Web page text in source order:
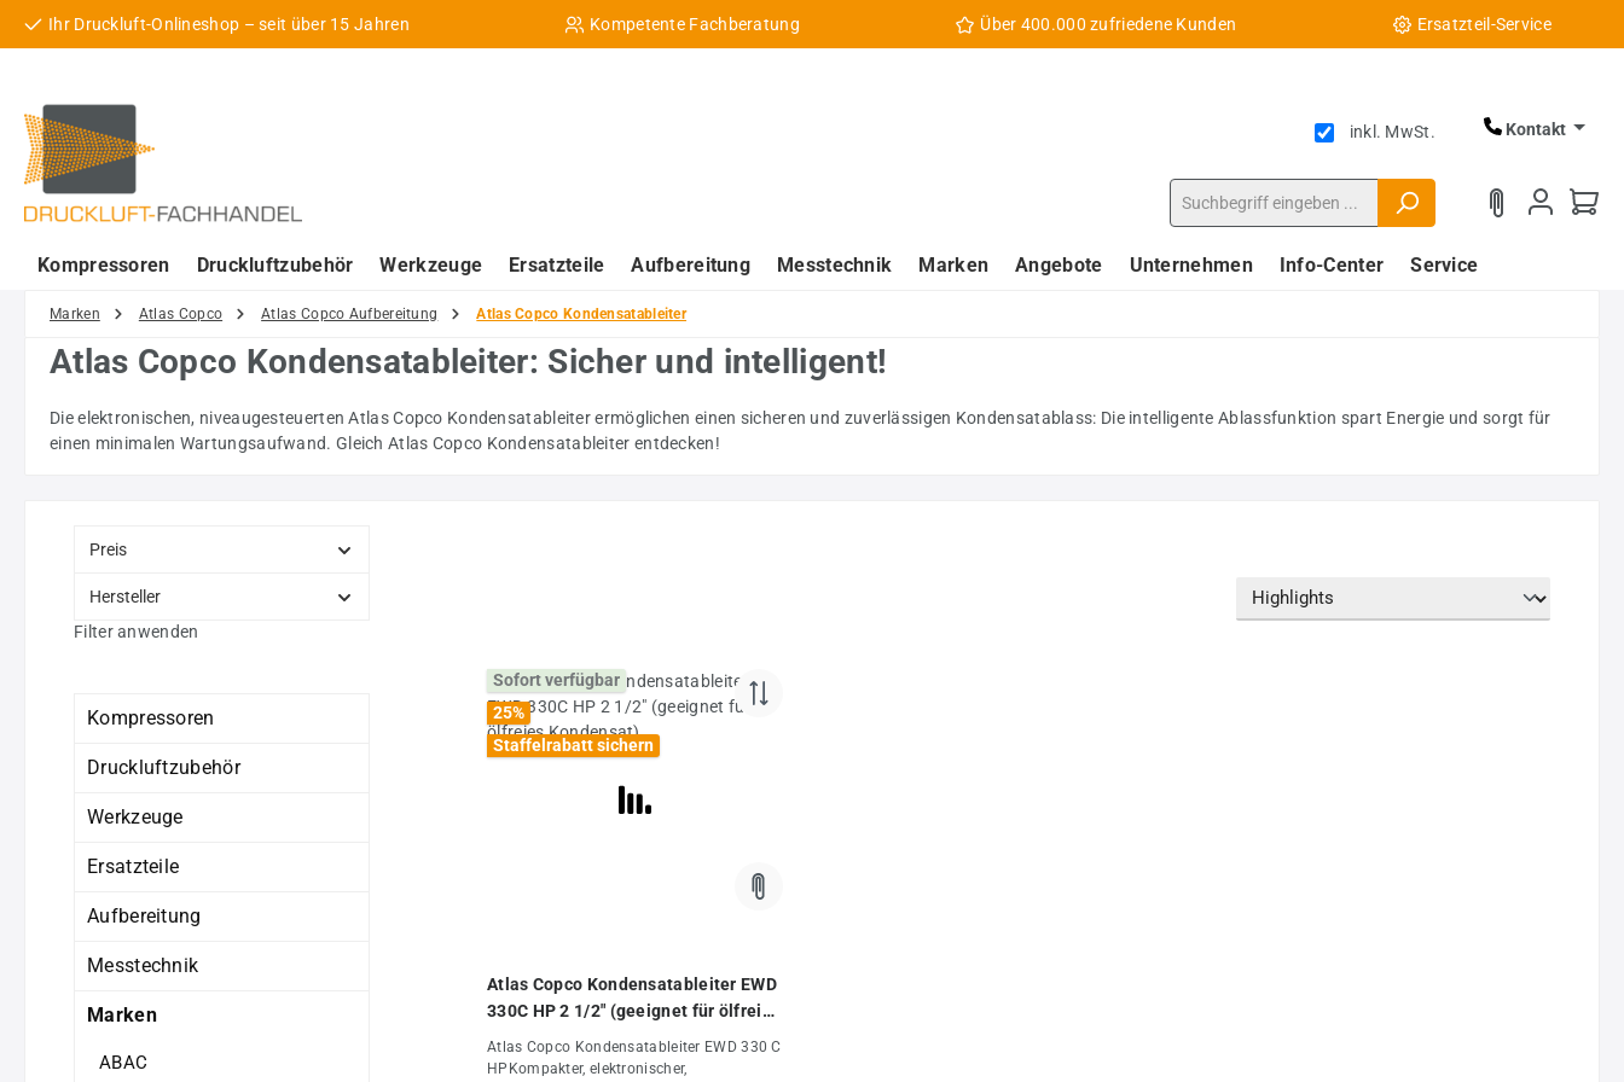
Hauptinhalt springen
Zur Suche springen
Zur Hauptnavigation springen
Ihr Druckluft-Onlineshop – seit über 15 Jahren Kompetente Fachberatung Über 400.000 zufriedene Kunden Ersatzteil-Service
inkl. MwSt. Kontakt
Kompressoren Druckluftzubehör Werkzeuge Ersatzteile Aufbereitung Messtechnik Marken Angebote Unternehmen Info-Center Service
Marken Atlas Copco Atlas Copco Aufbereitung Atlas Copco Kondensatableiter
Atlas Copco Kondensatableiter: Sicher und intelligent!
Die elektronischen, niveaugesteuerten Atlas Copco Kondensatableiter ermöglichen einen sicheren und zuverlässigen Kondensatablass: Die intelligente Ablassfunktion spart Energie und sorgt für
einen minimalen Wartungsaufwand. Gleich Atlas Copco Kondensatableiter entdecken!
Preis
Hersteller
Filter anwenden
Kompressoren
Druckluftzubehör
Werkzeuge
Ersatzteile
Aufbereitung
Messtechnik
Marken
ABAC
Sofort verfügbar
25%
Staffelrabatt sichern
Atlas Copco Kondensatableiter EWD
330C HP 2 1/2" (geeignet für ölfreies
Kondensat)
Atlas Copco Kondensatableiter EWD 330 C
HPKompakter, elektronischer,